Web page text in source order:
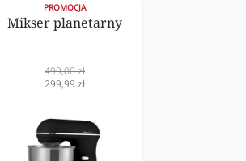
PROMOCJA
Mikser planetarny
Cena
normalna
499,00 zł
Cena
299,99 zł